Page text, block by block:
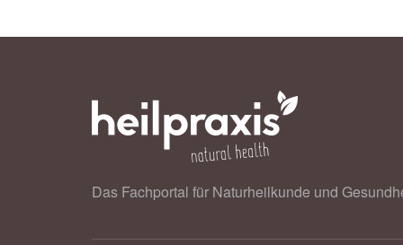
Das Fachportal für Naturheilkunde und